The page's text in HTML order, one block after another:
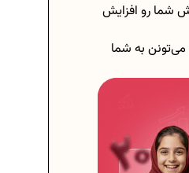
شما رو افزایش
می‌تونن به شما